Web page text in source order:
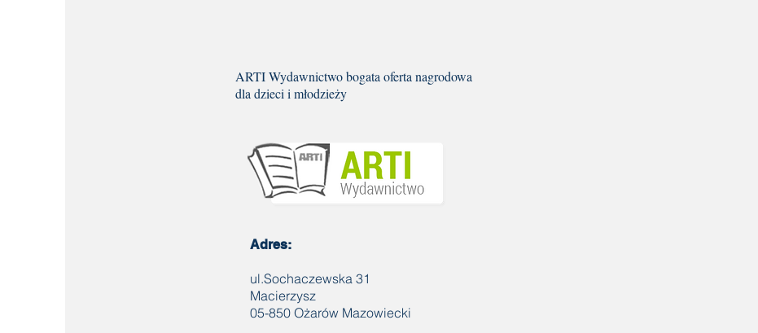
Adres:
ul.Sochaczewska 31
Macierzysz
05-850 Ożarów Mazowiecki
ARTI Wydawnictwo bogata oferta nagrodowa
dla dzieci i młodzieży